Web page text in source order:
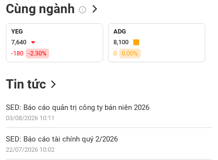
đặc
Không
được
ký
Danh
mục
Cổ
phiếu
chi
tiết
Cùng ngành
YEG
7,640
-180
-2.30%
ADG
8,100
0
0.00%
Tin tức
SED: Báo cáo quản trị công ty bán niên 2026
03/08/2026 10:11
SED: Báo cáo tài chính quý 2/2026
22/07/2026 10:02
CỤ
ĐẦU
TƯ
XUẤT
TIN
MỚI
Ngành
(-)